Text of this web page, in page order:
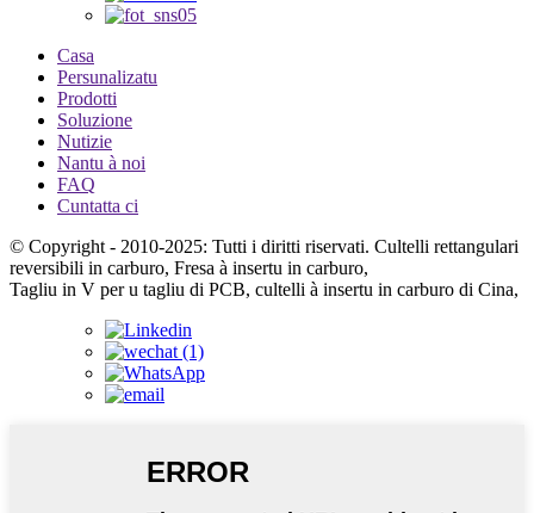
Casa
Persunalizatu
Prodotti
Soluzione
Nutizie
Nantu à noi
FAQ
Cuntatta ci
© Copyright - 2010-2025: Tutti i diritti riservati. Cultelli rettangulari
reversibili in carburo, Fresa à insertu in carburo,
Tagliu in V per u tagliu di PCB, cultelli à insertu in carburo di Cina,